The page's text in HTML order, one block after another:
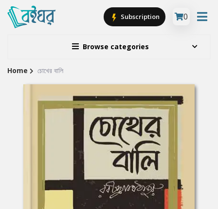
Browse categories
Subscription 0
Site
Breadcrumb
Home চোখের বালি